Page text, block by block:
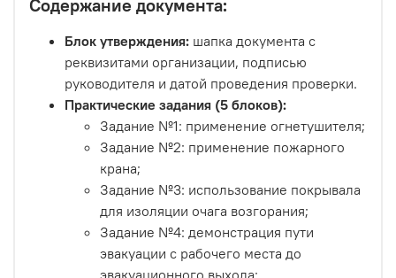
Содержание документа:
Блок утверждения: шапка документа с
реквизитами организации, подписью
руководителя и датой проведения проверки.
Практические задания (5 блоков):
Задание №1: применение огнетушителя;
Задание №2: применение пожарного
крана;
Задание №3: использование покрывала
для изоляции очага возгорания;
Задание №4: демонстрация пути
эвакуации с рабочего места до